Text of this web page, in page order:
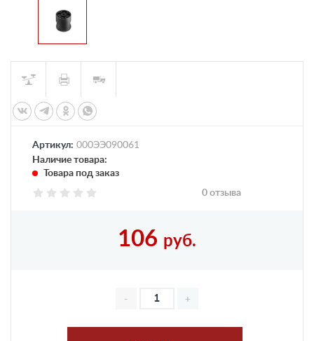
Артикул: 000ЭЭ090061
Наличие товара:
Товара под заказ
0 отзыва
106 руб.